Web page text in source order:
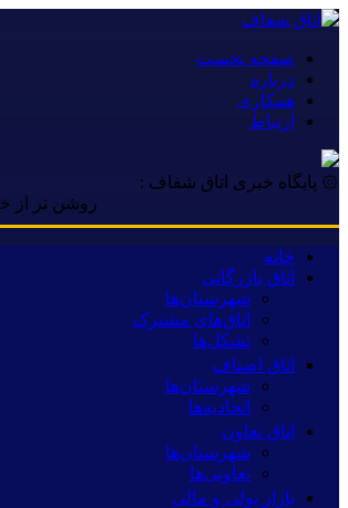
صفحه نخست
درباره
همکاری
ارتباط
۞ پایگاه خبری اتاق شفاف :
روشن تر از خبر |
خانه
اتاق بازرگانی
شهرستان‌ها
اتاق‌های مشترک
تشکل‌ها
اتاق اصناف
شهرستان‌ها
اتحادیه‌ها
اتاق تعاون
شهرستان‌ها
تعاونی‌ها
بازار پولی و مالی